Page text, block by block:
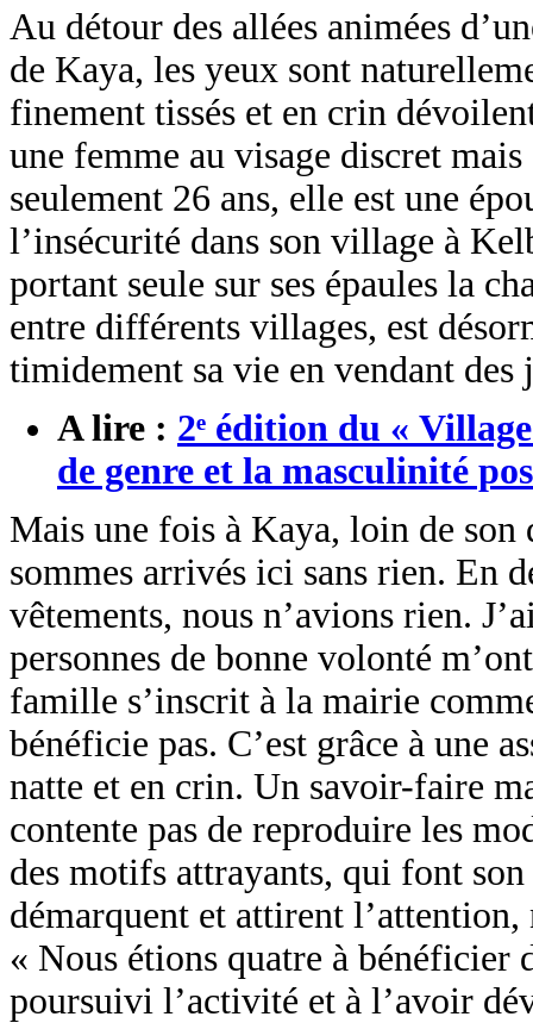
Au détour des allées animées
de Kaya, les yeux sont
finement tissés et en crin
une femme au visage discret
seulement 26 ans, elle est une
l’insécurité dans son village à
portant seule sur ses épaules la
entre différents villages, est
timidement sa vie en vendant des
A lire : 2ᵉ édition du «
de genre et la masculinité
Mais une fois à Kaya, loin de son
sommes arrivés ici sans rien. En
vêtements, nous n’avions rien.
personnes de bonne volonté
famille s’inscrit à la mairie
bénéficie pas. C’est grâce à une
natte et en crin. Un savoir-faire
contente pas de reproduire les
des motifs attrayants, qui font son
démarquent et attirent l’attention,
« Nous étions quatre à bénéficier
poursuivi l’activité et à l’avoir